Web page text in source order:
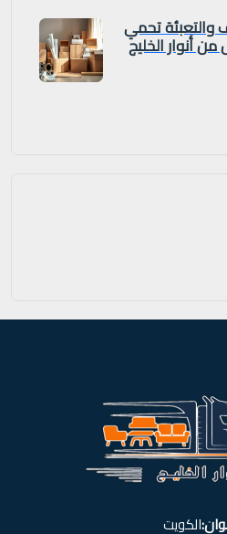
والتعبئة تحمي
من أنوار الخليج
الكويت